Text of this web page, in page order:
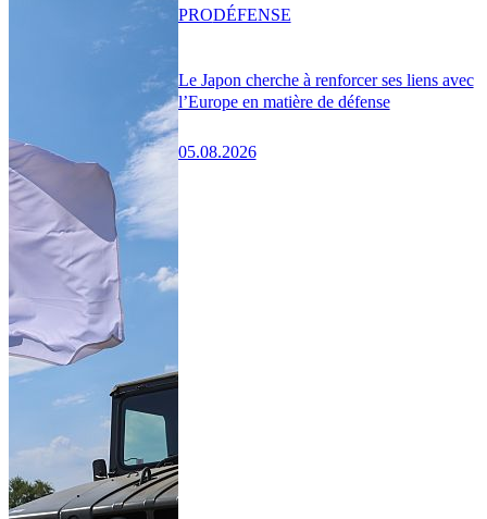
Le Japon cherche à renforcer ses liens avec
l’Europe en matière de défense
05.08.2026
PRODÉFENSE